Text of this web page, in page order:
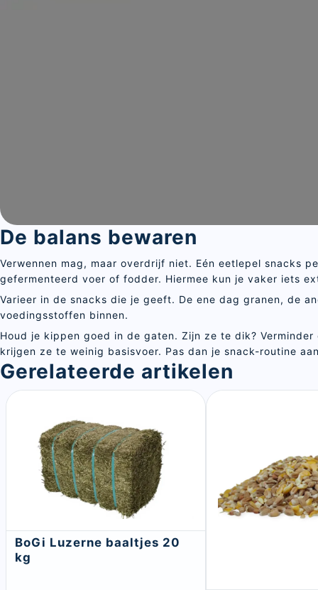
De balans bewaren
Verwennen mag, maar overdrijf niet. Eén eetlepel snacks
gefermenteerd voer of fodder. Hiermee kun je vaker iets
Varieer in de snacks die je geeft. De ene dag granen, de
voedingsstoffen binnen.
Houd je kippen goed in de gaten. Zijn ze te dik?
krijgen ze te weinig basisvoer. Pas dan je snack-routine
Gerelateerde artikelen
BoGi Luzerne baaltjes 20
kg